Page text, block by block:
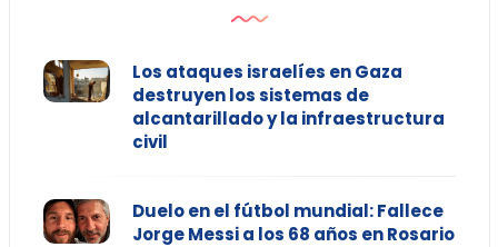
Los ataques israelíes en Gaza
destruyen los sistemas de
alcantarillado y la infraestructura
civil
Duelo en el fútbol mundial: Fallece
Jorge Messi a los 68 años en Rosario